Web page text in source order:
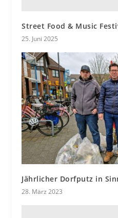
Street Food & Music
25. Juni 2025
Jährlicher Dorfputz in
28. März 2023